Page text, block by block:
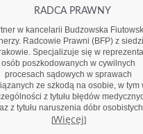
RADCA PRAWNY
w kancelarii Budzowska
Radcowie Prawni (BFP) z
Specjalizuje się w
osób poszkodowanych w cywilnych
procesach sądowych w sprawach
ze szkodą na osobie, w tym
z tytułu błędów
z tytułu naruszenia dóbr
[Więcej]